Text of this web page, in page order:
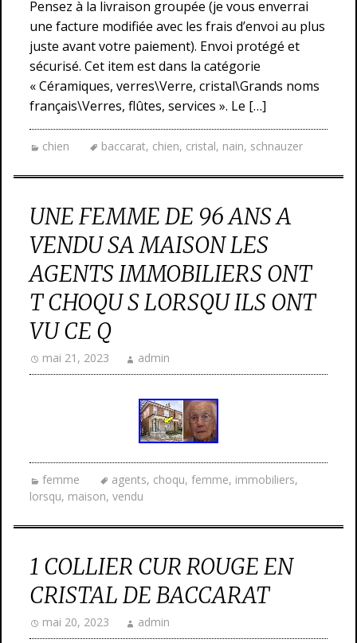
Pensez à la livraison groupée (je vous enverrai
une facture modifiée avec les frais d’envoi au plus
juste avant votre paiement). Envoi protégé et
sécurisé. Cet item est dans la catégorie
« Céramiques, verres\Verre, cristal\Grands noms
français\Verres, flûtes, services ». Le […]
chien baccarat, chien, cristal, nain, schnauzer
UNE FEMME DE 96 ANS A
VENDU SA MAISON LES
AGENTS IMMOBILIERS ONT
T CHOQU S LORSQU ILS ONT
VU CE Q
mai 21, 2023 admin
femme agents, choqu, femme, immobiliers,
lorsqu, maison, vendu
1 COLLIER CUR ROUGE EN
CRISTAL DE BACCARAT
mai 20, 2023 admin